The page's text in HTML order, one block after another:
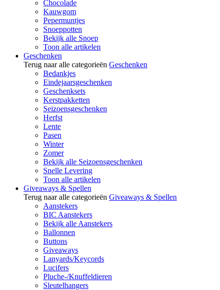
Chocolade
Kauwgom
Pepermuntjes
Snoeppotten
Bekijk alle Snoep
Toon alle artikelen
Geschenken
Terug naar alle categorieën Geschenken
Bedankjes
Eindejaarsgeschenken
Geschenksets
Kerstpakketten
Seizoensgeschenken
Herfst
Lente
Pasen
Winter
Zomer
Bekijk alle Seizoensgeschenken
Snelle Levering
Toon alle artikelen
Giveaways & Spellen
Terug naar alle categorieën Giveaways & Spellen
Aanstekers
BIC Aanstekers
Bekijk alle Aanstekers
Ballonnen
Buttons
Giveaways
Lanyards/Keycords
Lucifers
Pluche-/Knuffeldieren
Sleutelhangers